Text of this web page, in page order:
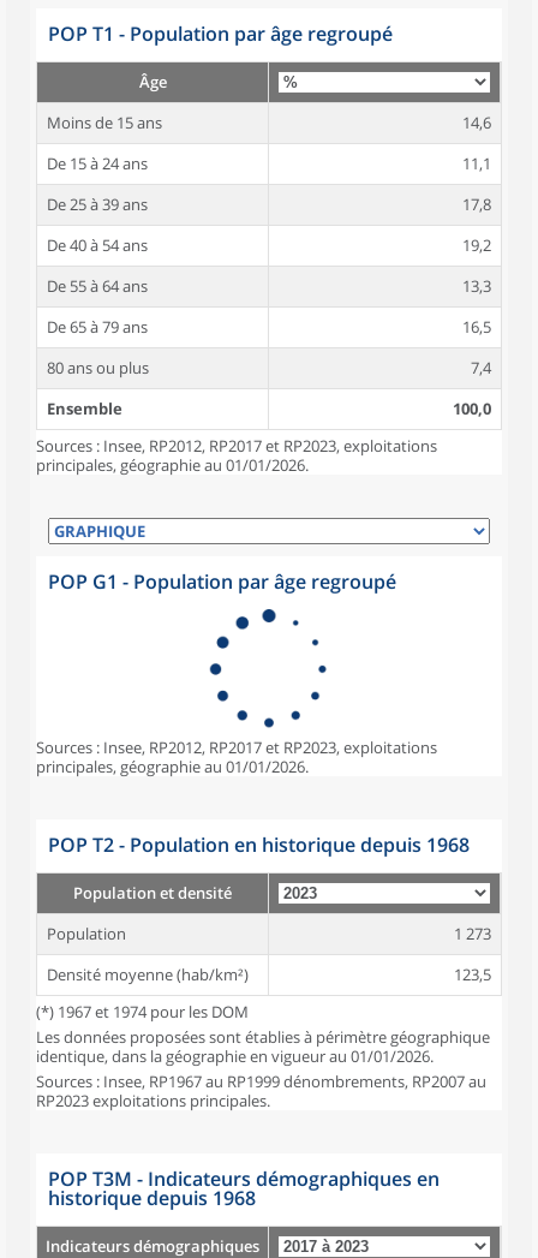
POP T1 - Population par âge regroupé
Âge
Moins de 15 ans
14,6
De 15 à 24 ans
11,1
De 25 à 39 ans
17,8
De 40 à 54 ans
19,2
De 55 à 64 ans
13,3
De 65 à 79 ans
16,5
80 ans ou plus
7,4
Ensemble
100,0
Sources : Insee, RP2012, RP2017 et RP2023, exploitations
principales, géographie au 01/01/2026.
POP G1 - Population par âge regroupé
Sources : Insee, RP2012, RP2017 et RP2023, exploitations
principales, géographie au 01/01/2026.
POP T2 - Population en historique depuis 1968
Population et densité
Population
1 273
Densité moyenne (hab/km²)
123,5
(*) 1967 et 1974 pour les DOM
Les données proposées sont établies à périmètre géographique
identique, dans la géographie en vigueur au 01/01/2026.
Sources : Insee, RP1967 au RP1999 dénombrements, RP2007 au
RP2023 exploitations principales.
POP T3M - Indicateurs démographiques en
historique depuis 1968
Indicateurs démographiques